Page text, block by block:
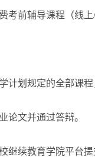
前辅导课程（线上/
划规定的全部课程
文并通过答辩。
续教育学院平台提